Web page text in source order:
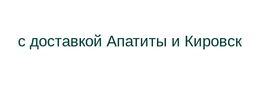
с доставкой Апатиты и Кировск